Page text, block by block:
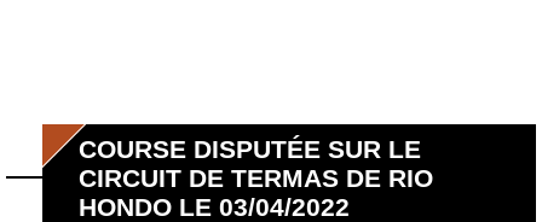
COURSE DISPUTÉE SUR LE
CIRCUIT DE TERMAS DE RIO
HONDO LE 03/04/2022